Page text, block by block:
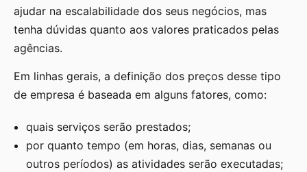
ajudar na escalabilidade dos seus negócios, mas
tenha dúvidas quanto aos valores praticados pelas
agências.
Em linhas gerais, a definição dos preços desse tipo
de empresa é baseada em alguns fatores, como:
quais serviços serão prestados;
por quanto tempo (em horas, dias, semanas ou
outros períodos) as atividades serão executadas;